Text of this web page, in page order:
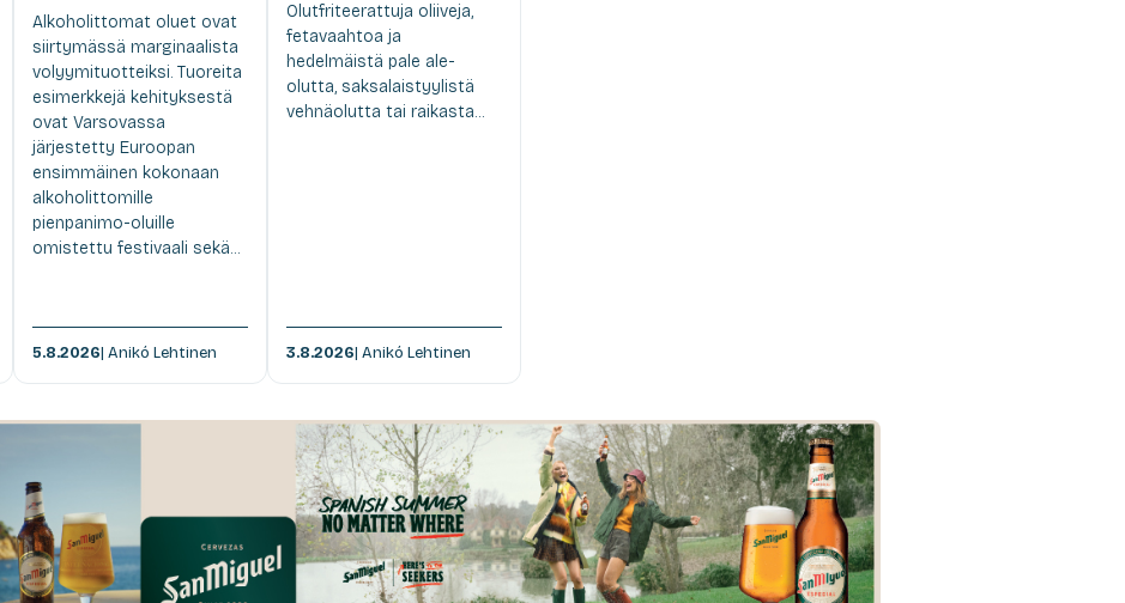
Alkoholittomat oluet ovat
siirtymässä marginaalista
volyymituotteiksi. Tuoreita
esimerkkejä kehityksestä
ovat Varsovassa
järjestetty Euroopan
ensimmäinen kokonaan
alkoholittomille
pienpanimo-oluille
omistettu festivaali sekä...
5.8.2026| Anikó Lehtinen
Olutfriteerattuja oliiveja,
fetavaahtoa ja
hedelmäistä pale ale-
olutta, saksalaistyylistä
vehnäolutta tai raikasta...
3.8.2026| Anikó Lehtinen